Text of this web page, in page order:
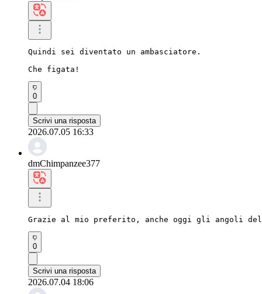
Quindi sei diventato un ambasciatore.
Che figata!
0
Scrivi una risposta
2026.07.05 16:33
dmChimpanzee377
Grazie al mio preferito, anche oggi gli angoli
0
Scrivi una risposta
2026.07.04 18:06